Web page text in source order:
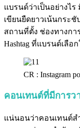
แบรนด์ว่าเป็นอย่างไ
เขียนยืดยาวเน้นกระชั
สถานที่ตั้ง ช่องทางก
Hashtag ที่แบรนด์เลือ
CR : Instagram
คอนเทนต์ที่มีการว
แน่นอนว่าคอนเทนต์ส